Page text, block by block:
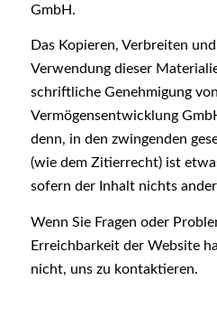
GmbH.
Das Kopieren, Verbreiten
Verwendung dieser
schriftliche Genehmigung
Vermögensentwicklung
denn, in den zwingenden
(wie dem Zitierrecht) ist
sofern der Inhalt nichts
Wenn Sie Fragen oder
Erreichbarkeit der Website
nicht, uns zu kontaktieren.